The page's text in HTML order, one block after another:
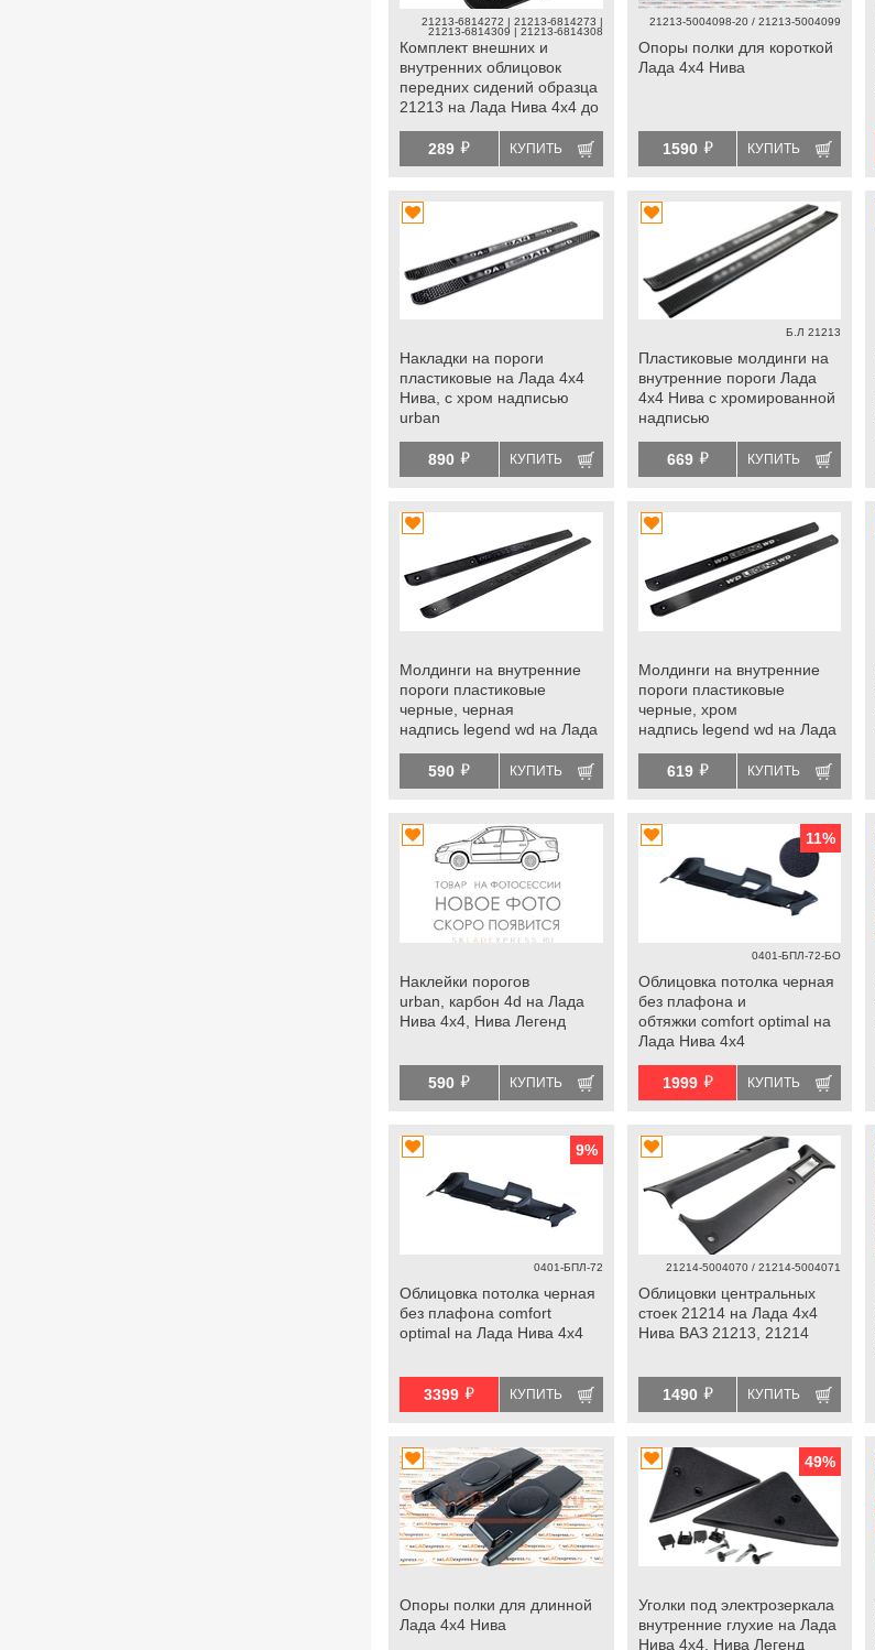
21213-6814272 | 21213-6814273 |
21213-6814309 | 21213-6814308
Комплект внешних и
внутренних облицовок
передних сидений образца
21213 на Лада Нива 4х4 до
289 й КУПИТЬ
21213-5004098-20 / 21213-5004099
Опоры полки для короткой
Лада 4х4 Нива
1590 й КУПИТЬ
Накладки на пороги
пластиковые на Лада 4х4
Нива, с хром надписью
urban
890 й КУПИТЬ
Б.Л 21213
Пластиковые молдинги на
внутренние пороги Лада
4х4 Нива с хромированной
надписью
669 й КУПИТЬ
Молдинги на внутренние
пороги пластиковые
черные, черная
надпись legend wd на Лада
590 й КУПИТЬ
Молдинги на внутренние
пороги пластиковые
черные, хром
надпись legend wd на Лада
619 й КУПИТЬ
Наклейки порогов
urban, карбон 4d на Лада
Нива 4х4, Нива Легенд
590 й КУПИТЬ
11%
0401-БПЛ-72-БО
Облицовка потолка черная
без плафона и
обтяжки comfort optimal на
Лада Нива 4х4
1999 й КУПИТЬ
9%
0401-БПЛ-72
Облицовка потолка черная
без плафона comfort
optimal на Лада Нива 4х4
3399 й КУПИТЬ
21214-5004070 / 21214-5004071
Облицовки центральных
стоек 21214 на Лада 4х4
Нива ВАЗ 21213, 21214
1490 й КУПИТЬ
Опоры полки для длинной
Лада 4х4 Нива
49%
Уголки под электрозеркала
внутренние глухие на Лада
Нива 4х4, Нива Легенд